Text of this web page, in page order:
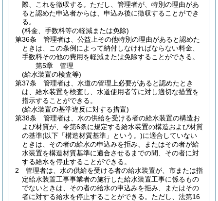
際、これを徴収する。 ただし、管理者が、特別の理由があ
ると認めた申込者からは、申込み後に徴収することができ
る。
(料金、手数料等の軽減または免除)
第36条
管理者は、公益上その他特別の理由があると認めた
ときは、この条例によって納付しなければならない料金、
手数料その他の費用を軽減または免除することができる。
第5章
管理
(給水装置の検査等)
第37条
管理者は、水道の管理上必要があると認めたとき
は、給水装置を検査し、水道使用者等に対し適切な措置を
指示することができる。
(給水装置の基準違反に対する措置)
第38条
管理者は、水の供給を受ける者の給水装置の構造お
よび材質が、令第6条に規定する給水装置の構造および材質
の基準(以下「構造材質基準」という。)に適合していない
ときは、その者の給水の申込みを拒み、またはその者が給
水装置を構造材質基準に適合させるまでの間、その者に対
する給水を停止することができる。
2
管理者は、水の供給を受ける者の給水装置が、市または指
定給水装置工事事業者の施行した給水装置工事に係るもの
でないときは、その者の給水の申込みを拒み、またはその
者に対する給水を停止することができる。 ただし、法第16